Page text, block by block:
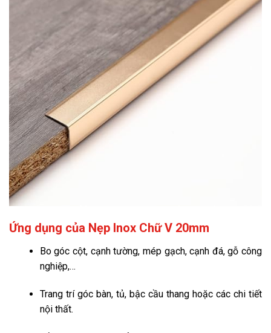
Ứng dụng của Nẹp Inox Chữ V 20mm
Bo góc cột, cạnh tường, mép gạch, cạnh đá, gỗ công
nghiệp,…
Trang trí góc bàn, tủ, bậc cầu thang hoặc các chi tiết
nội thất.